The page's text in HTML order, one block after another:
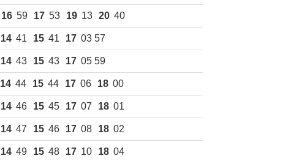
16 59 17 53 19 13 20 40
14 41 15 41 17 03 57
14 43 15 43 17 05 59
14 44 15 44 17 06 18 00
14 46 15 45 17 07 18 01
14 47 15 46 17 08 18 02
14 49 15 48 17 10 18 04